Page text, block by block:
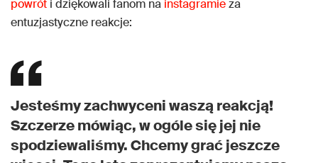
powrót i dziękowali fanom na instagramieza
entuzjastyczne reakcje:
Jesteśmy zachwyceni waszą reakcją!
Szczerze mówiąc, w ogóle się jej nie
spodziewaliśmy. Chcemy grać jeszcze